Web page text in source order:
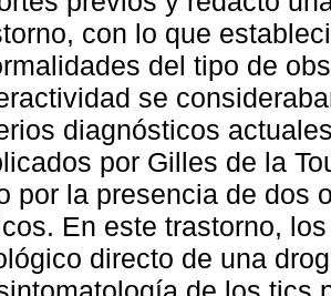
con lo que
del tipo de
se
diagnósticos
por Gilles de la
por la presencia de dos
En este trastorno,
directo de una